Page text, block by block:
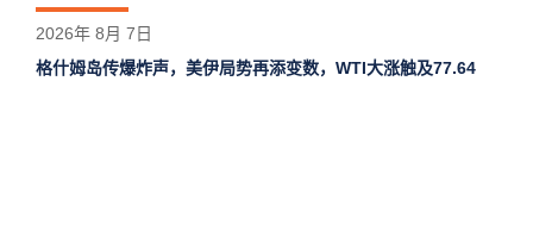
2026年 8月 7日
格什姆岛‌传爆炸声，美伊局势再添变数，WTI大涨触及77.64